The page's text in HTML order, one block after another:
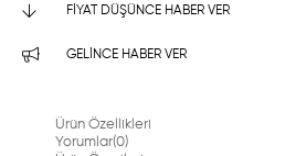
FIYAT DÜŞÜNCE HABER VER
GELINCE HABER VER
Ürün Özellikleri
Yorumlar(0)